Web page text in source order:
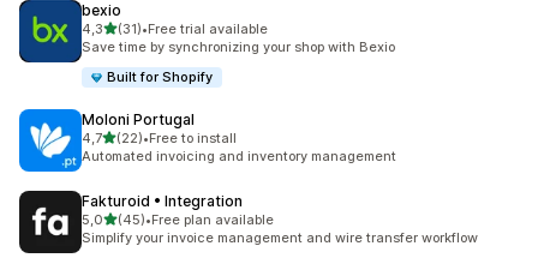
bexio
4,3/ 5 tähteä
(31)
31 arvostelua yhteensä
•Free trial available
Save time by synchronizing your shop with Bexio
Built for Shopify
Moloni Portugal
4,7/ 5 tähteä
(22)
22 arvostelua yhteensä
•Free to install
Automated invoicing and inventory management
Fakturoid • Integration
5,0/ 5 tähteä
(45)
45 arvostelua yhteensä
•Free plan available
Simplify your invoice management and wire transfer workflow